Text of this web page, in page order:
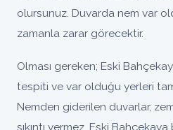
olursunuz. Duvarda nem var
zamanla zarar görecektir.
Olması gereken; Eski
tespiti ve var olduğu yerleri
Nemden giderilen duvarlar,
sıkıntı vermez, Eski